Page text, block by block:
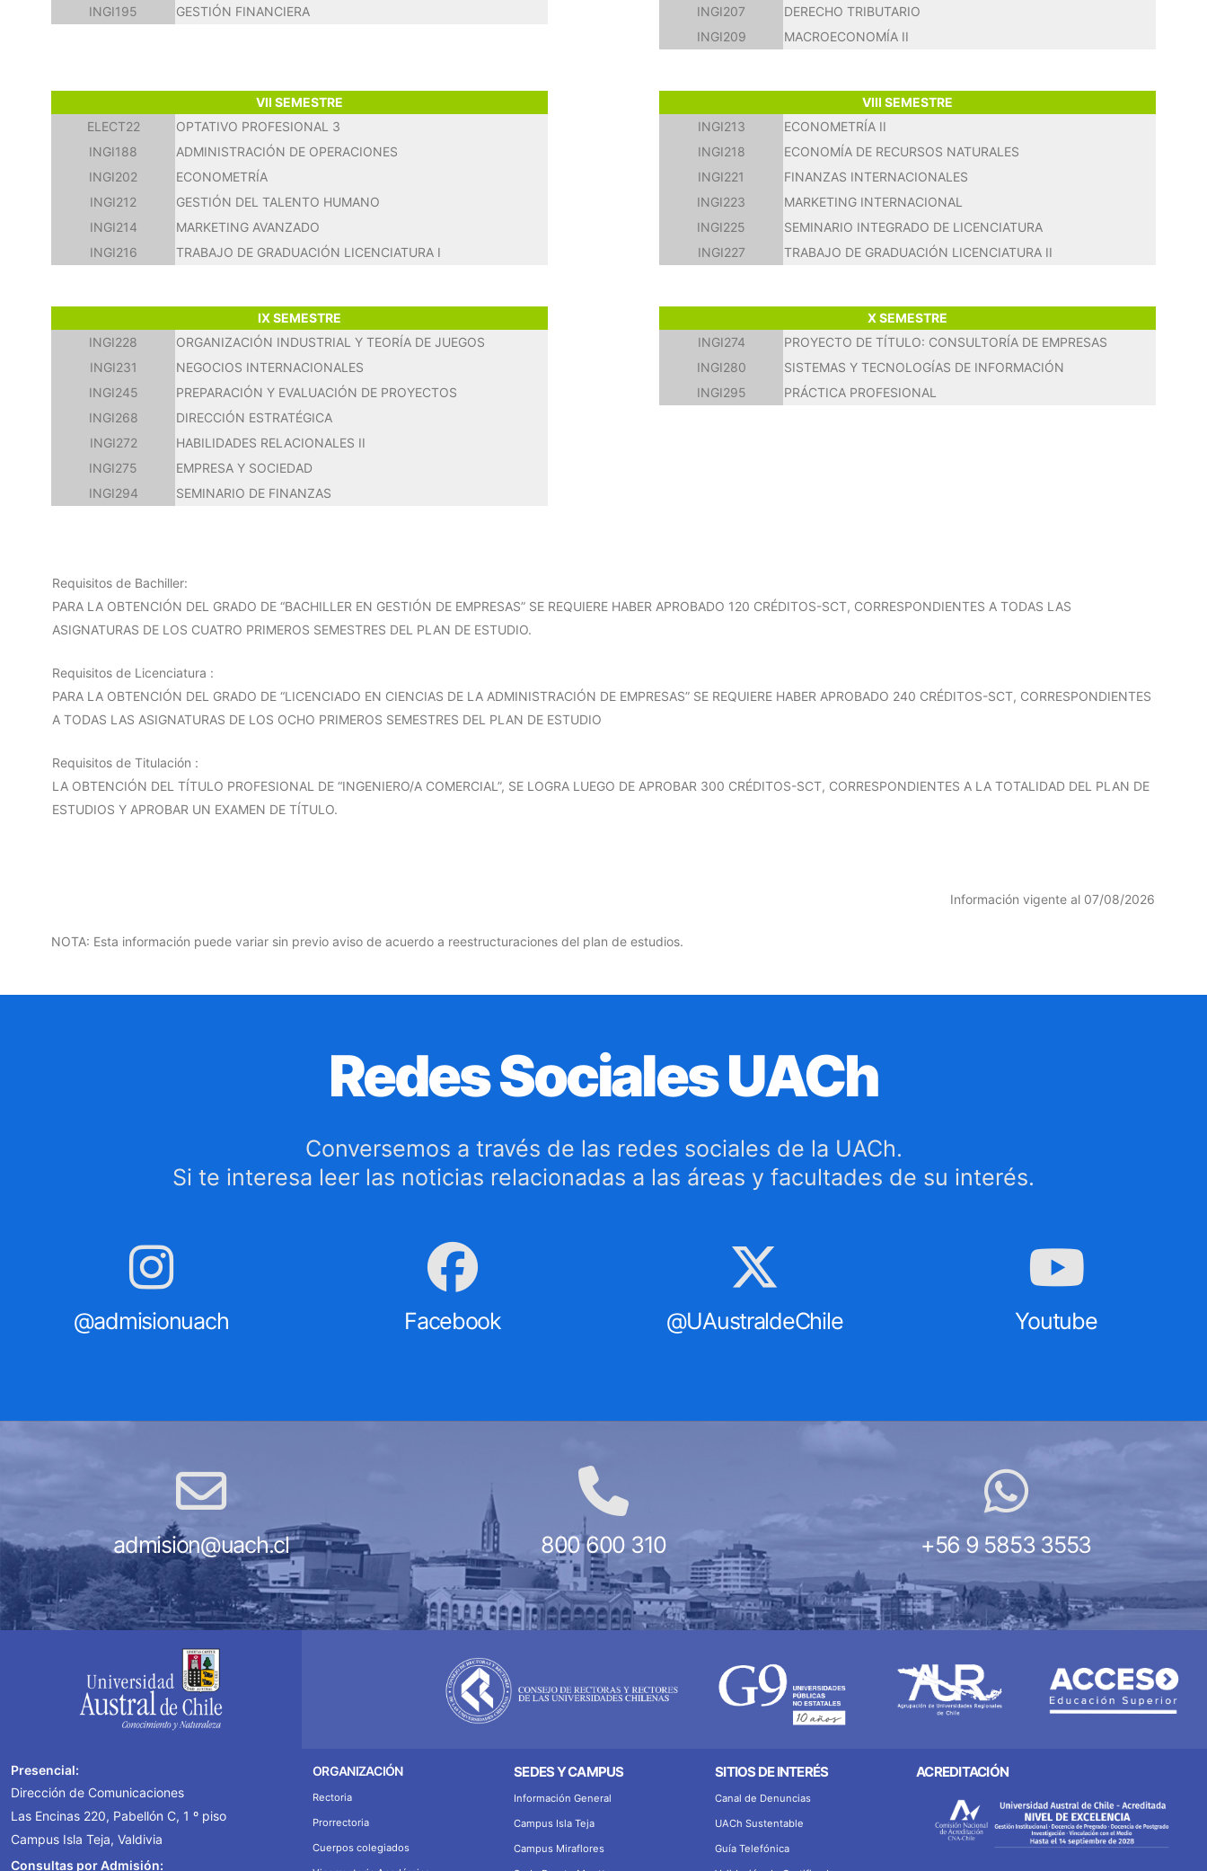
INGI195
GESTIÓN FINANCIERA
INGI207
DERECHO TRIBUTARIO
INGI209
MACROECONOMÍA II
VII SEMESTRE
ELECT22
OPTATIVO PROFESIONAL 3
INGI188
ADMINISTRACIÓN DE OPERACIONES
INGI202
ECONOMETRÍA
INGI212
GESTIÓN DEL TALENTO HUMANO
INGI214
MARKETING AVANZADO
INGI216
TRABAJO DE GRADUACIÓN LICENCIATURA I
VIII SEMESTRE
INGI213
ECONOMETRÍA II
INGI218
ECONOMÍA DE RECURSOS NATURALES
INGI221
FINANZAS INTERNACIONALES
INGI223
MARKETING INTERNACIONAL
INGI225
SEMINARIO INTEGRADO DE LICENCIATURA
INGI227
TRABAJO DE GRADUACIÓN LICENCIATURA II
IX SEMESTRE
INGI228
ORGANIZACIÓN INDUSTRIAL Y TEORÍA DE JUEGOS
INGI231
NEGOCIOS INTERNACIONALES
INGI245
PREPARACIÓN Y EVALUACIÓN DE PROYECTOS
INGI268
DIRECCIÓN ESTRATÉGICA
INGI272
HABILIDADES RELACIONALES II
INGI275
EMPRESA Y SOCIEDAD
INGI294
SEMINARIO DE FINANZAS
X SEMESTRE
INGI274
PROYECTO DE TÍTULO: CONSULTORÍA DE EMPRESAS
INGI280
SISTEMAS Y TECNOLOGÍAS DE INFORMACIÓN
INGI295
PRÁCTICA PROFESIONAL
Requisitos de Bachiller:
PARA LA OBTENCIÓN DEL GRADO DE “BACHILLER EN GESTIÓN DE EMPRESAS” SE REQUIERE HABER APROBADO 120 CRÉDITOS-SCT, CORRESPONDIENTES A TODAS LAS
ASIGNATURAS DE LOS CUATRO PRIMEROS SEMESTRES DEL PLAN DE ESTUDIO.
Requisitos de Licenciatura :
PARA LA OBTENCIÓN DEL GRADO DE “LICENCIADO EN CIENCIAS DE LA ADMINISTRACIÓN DE EMPRESAS” SE REQUIERE HABER APROBADO 240 CRÉDITOS-SCT, CORRESPONDIENTES
A TODAS LAS ASIGNATURAS DE LOS OCHO PRIMEROS SEMESTRES DEL PLAN DE ESTUDIO
Requisitos de Titulación :
LA OBTENCIÓN DEL TÍTULO PROFESIONAL DE “INGENIERO/A COMERCIAL”, SE LOGRA LUEGO DE APROBAR 300 CRÉDITOS-SCT, CORRESPONDIENTES A LA TOTALIDAD DEL PLAN DE
ESTUDIOS Y APROBAR UN EXAMEN DE TÍTULO.
Información vigente al 07/08/2026
NOTA: Esta información puede variar sin previo aviso de acuerdo a reestructuraciones del plan de estudios.
Redes Sociales UACh
Conversemos a través de las redes sociales de la UACh.
Si te interesa leer las noticias relacionadas a las áreas y facultades de su interés.
@admisionuach Facebook @UAustraldeChile Youtube
admision@uach.cl 800 600 310 +56 9 5853 3553
Presencial:
Dirección de Comunicaciones
Las Encinas 220, Pabellón C, 1 º piso
Campus Isla Teja, Valdivia
Consultas por Admisión:
ORGANIZACIÓN
Rectoria
Prorrectoria
Cuerpos colegiados
SEDES Y CAMPUS
Información General
Campus Isla Teja
Campus Miraflores
SITIOS DE INTERÉS
Canal de Denuncias
UACh Sustentable
Guía Telefónica
ACREDITACIÓN